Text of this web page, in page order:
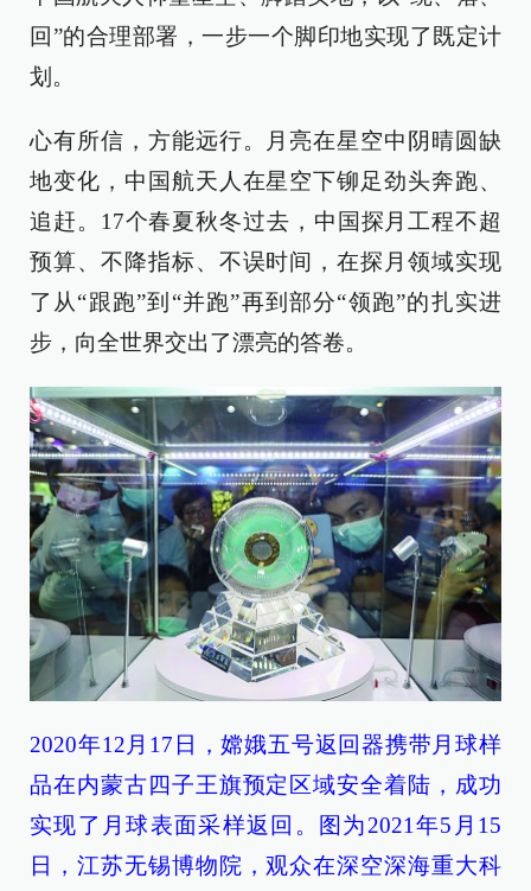
回”的合理部署，一步一个脚印地实现了既定计
划。
心有所信，方能远行。月亮在星空中阴晴圆缺
地变化，中国航天人在星空下铆足劲头奔跑、
追赶。17个春夏秋冬过去，中国探月工程不超
预算、不降指标、不误时间，在探月领域实现
了从“跟跑”到“并跑”再到部分“领跑”的扎实进
步，向全世界交出了漂亮的答卷。
2020年12月17日，嫦娥五号返回器携带月球样
品在内蒙古四子王旗预定区域安全着陆，成功
实现了月球表面采样返回。图为2021年5月15
日，江苏无锡博物院，观众在深空深海重大科